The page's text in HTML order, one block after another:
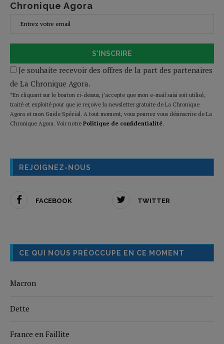
Chronique Agora
S'INSCRIRE
Je souhaite recevoir des offres de la part des partenaires
de La Chronique Agora.
*En cliquant sur le bouton ci-dessus, j’accepte que mon e-mail saisi soit utilisé,
traité et exploité pour que je reçoive la newsletter gratuite de La Chronique
Agora et mon Guide Spécial. A tout moment, vous pourrez vous désinscrire de La
Chronique Agora. Voir notre Politique de confidentialité.
REJOIGNEZ-NOUS
FACEBOOK TWITTER
CE QUI NOUS PRÉOCCUPE EN CE MOMENT
Macron
Dette
France en Faillite